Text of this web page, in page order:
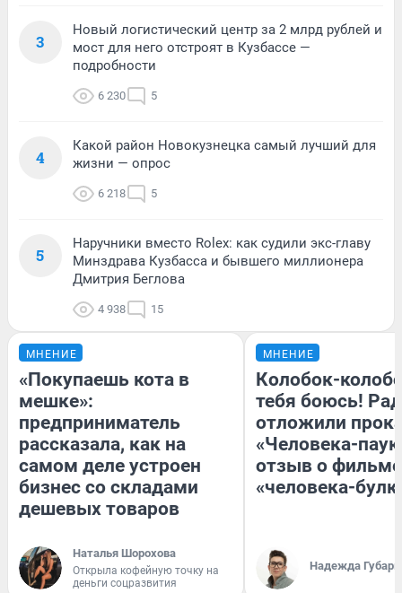
3
Новый логистический центр за 2 млрд рублей и
мост для него отстроят в Кузбассе —
подробности
6 230 5
4
Какой район Новокузнецка самый лучший для
жизни — опрос
6 218 5
5
Наручники вместо Rolex: как судили экс-главу
Минздрава Кузбасса и бывшего миллионера
Дмитрия Беглова
4 938 15
МНЕНИЕ
«Покупаешь кота в
мешке»:
предприниматель
рассказала, как на
самом деле устроен
бизнес со складами
дешевых товаров
Наталья Шорохова
Открыла кофейную точку на
деньги соцразвития
МНЕНИЕ
Колобок-
тебя боюсь!
отложили
«Человека-
отзыв о
«человека-
Надежда Губарь